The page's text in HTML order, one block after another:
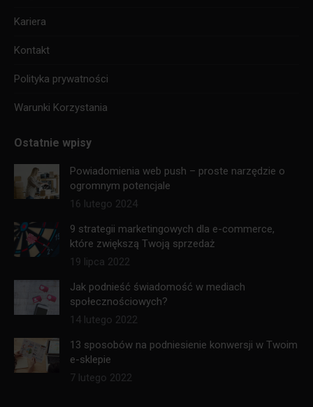
Kariera
Kontakt
Polityka prywatności
Warunki Korzystania
Ostatnie wpisy
Powiadomienia web push – proste narzędzie o
ogromnym potencjale
16 lutego 2024
9 strategii marketingowych dla e-commerce,
które zwiększą Twoją sprzedaż
19 lipca 2022
Jak podnieść świadomość w mediach
społecznościowych?
14 lutego 2022
13 sposobów na podniesienie konwersji w Twoim
e-sklepie
7 lutego 2022